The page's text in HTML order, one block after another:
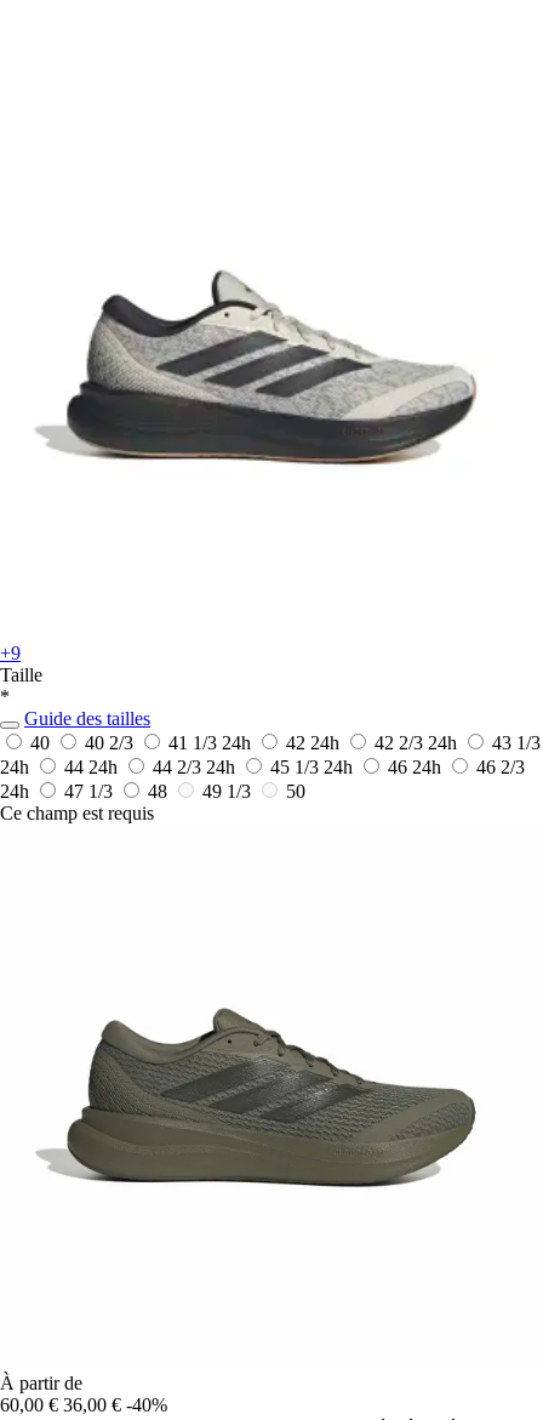
+9
Taille
*
Guide des tailles
40
40 2/3 41 1/3 24h 42 24h 42 2/3 24h
43 1/3
24h
44 24h 44 2/3 24h 45 1/3 24h 46 24h
46 2/3
24h
47 1/3 48 49 1/3
50
Ce champ est requis
À partir de
60,00 € 36,00 € -40%